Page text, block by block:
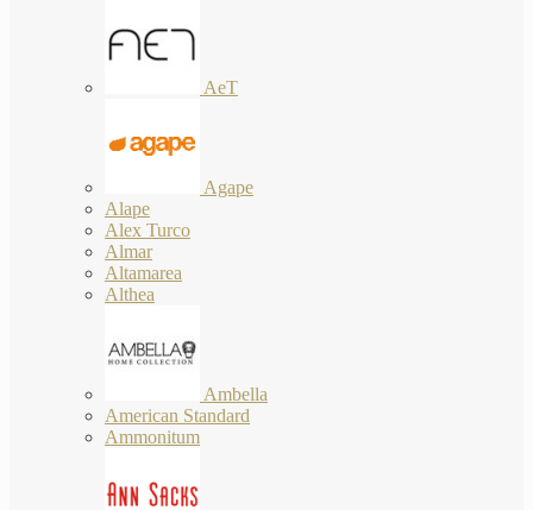
AeT
Agape
Alape
Alex Turco
Almar
Altamarea
Althea
Ambella
American Standard
Ammonitum